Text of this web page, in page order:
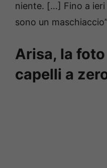
niente. […] Fino a ieri
sono un
Arisa, la
capelli a